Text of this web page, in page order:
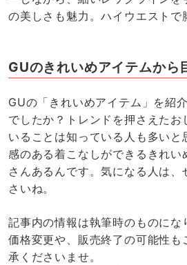
の美しさも魅力。ハイウエスト
GUのきれいめアイテムから
GUの「きれいめアイテム」を紹
でしたか？トレンドを押さえたお
いることは知っている人も多いと
感のある着こなしができるきれい
さんあるんです。気になる人は
さいね。
記事内の情報は執筆時のものにな
価格変更や、販売終了の可能性も
承くださいませ。